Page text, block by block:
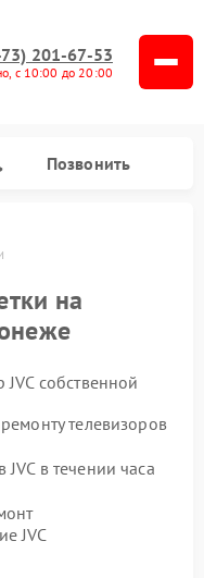
201-67-53
с 10:00 до 20:00
Позвонить
на
собственной
телевизоров
в течении часа
JVC